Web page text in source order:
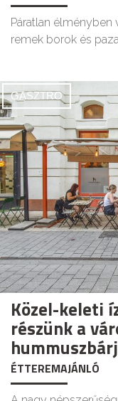
Páratlan élményben
remek borok és
GASZTRO
Közel-keleti
részünk a
ÉTTEREMAJÁNLÓ